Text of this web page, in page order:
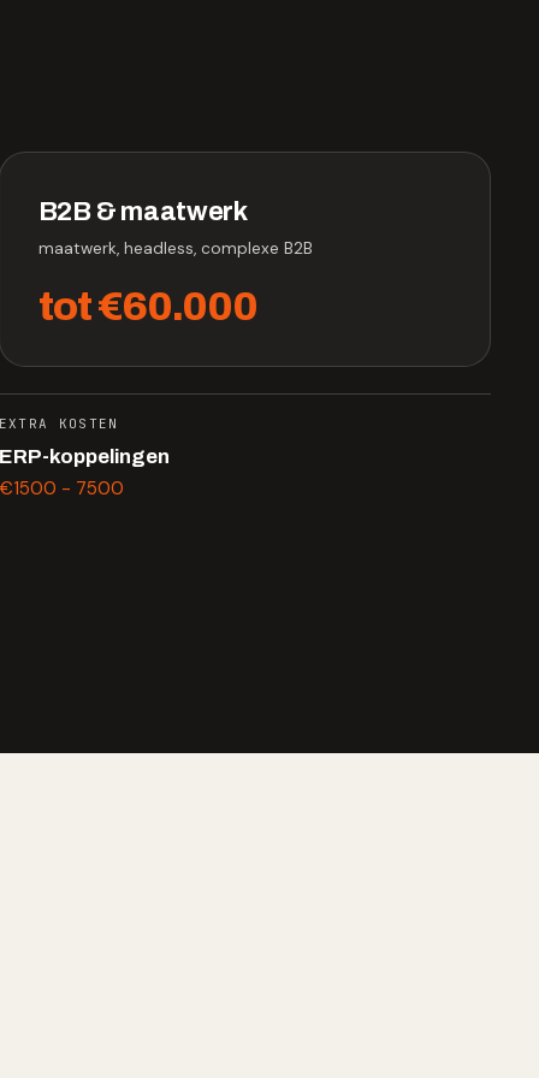
B2B & maatwerk
maatwerk, headless, complexe B2B
tot €60.000
EXTRA KOSTEN
ERP-koppelingen
€1500 - 7500